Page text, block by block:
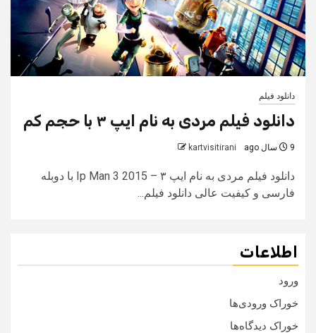
دانلود فیلم
دانلود فیلم مردی به نام ایپ ۳ با حجم کم
9 سال ago kartvisitirani
دانلود فیلم مردی به نام ایپ ۳ – Ip Man 3 2015 با دوبله
فارسی و کیفیت عالی دانلود فیلم...
اطلاعات
ورود
خوراک ورودی‌ها
خوراک دیدگاه‌ها